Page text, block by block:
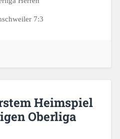
7:3
Heimspiel
Oberliga